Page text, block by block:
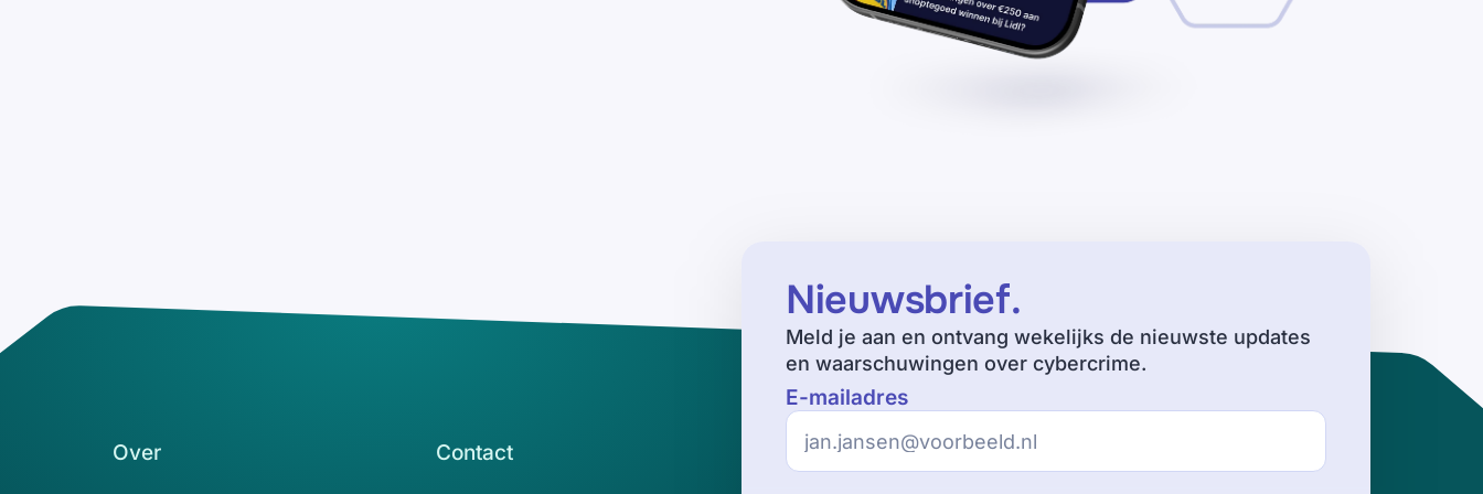
Nieuwsbrief.
Meld je aan en ontvang wekelijks de nieuwste updates
en waarschuwingen over cybercrime.
E-mailadres
Over Contact